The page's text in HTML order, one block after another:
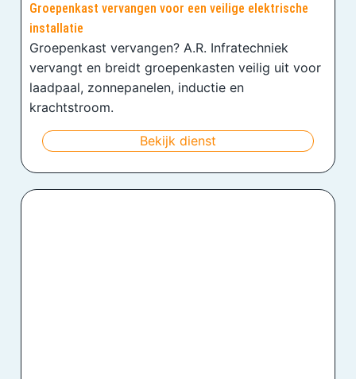
Groepenkast vervangen voor een veilige elektrische
installatie
Groepenkast vervangen? A.R. Infratechniek
vervangt en breidt groepenkasten veilig uit voor
laadpaal, zonnepanelen, inductie en
krachtstroom.
Bekijk dienst